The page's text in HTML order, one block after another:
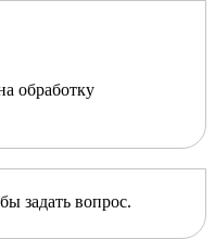
обработку
задать вопрос.